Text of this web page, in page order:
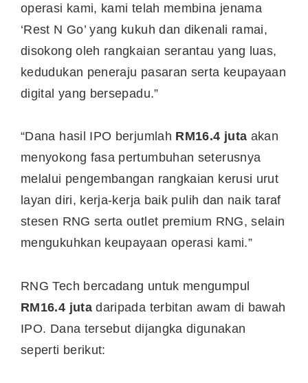
operasi kami, kami telah membina jenama
‘Rest N Go’ yang kukuh dan dikenali ramai,
disokong oleh rangkaian serantau yang luas,
kedudukan peneraju pasaran serta keupayaan
digital yang bersepadu.”
“Dana hasil IPO berjumlah RM16.4 juta akan
menyokong fasa pertumbuhan seterusnya
melalui pengembangan rangkaian kerusi urut
layan diri, kerja-kerja baik pulih dan naik taraf
stesen RNG serta outlet premium RNG, selain
mengukuhkan keupayaan operasi kami.”
RNG Tech bercadang untuk mengumpul
RM16.4 jutadaripada terbitan awam di bawah
IPO. Dana tersebut dijangka digunakan
seperti berikut: